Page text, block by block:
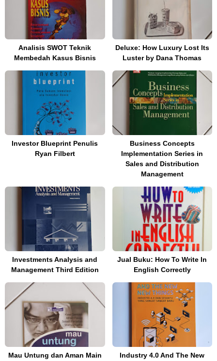
Analisis SWOT Teknik
Membedah Kasus Bisnis
Deluxe: How Luxury Lost Its
Luster by Dana Thomas
Investor Blueprint Penulis
Ryan Filbert
Business Concepts
Implementation Series in
Sales and Distribution
Management
Investments Analysis and
Management Third Edition
Jual Buku: How To Write In
English Correctly
Mau Untung dan Aman Main
Industry 4.0 And The New